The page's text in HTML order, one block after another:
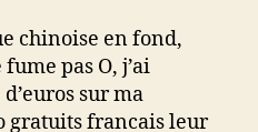
chinoise en fond,
pas O, j’ai
sur ma
gratuits francais leur